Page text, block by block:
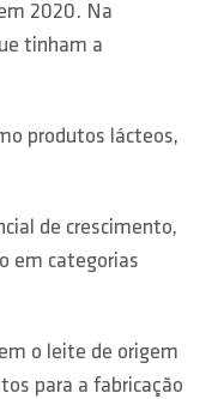
2020. Na
tinham a
produtos lácteos,
de crescimento,
em categorias
o leite de origem
para a fabricação